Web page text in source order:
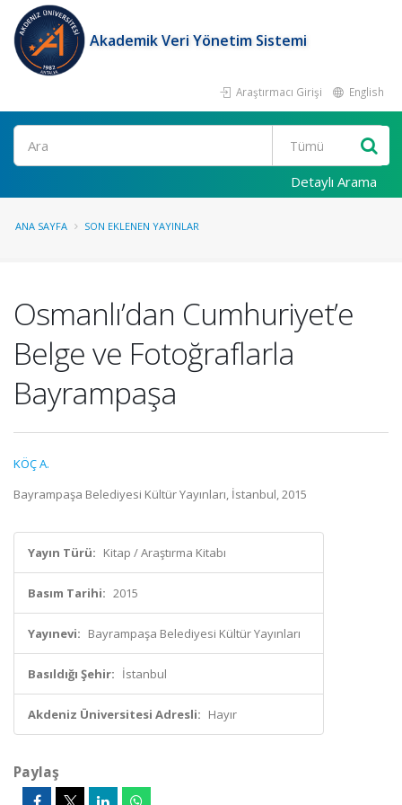
Akademik Veri Yönetim Sistemi
Araştırmacı Girişi English
Ara
Detaylı Arama
ANA SAYFA SON EKLENEN YAYINLAR
Osmanlı’dan Cumhuriyet’e
Belge ve Fotoğraflarla
Bayrampaşa
KÖÇ A.
Bayrampaşa Belediyesi Kültür Yayınları, İstanbul, 2015
Yayın Türü: Kitap / Araştırma Kitabı
Basım Tarihi: 2015
Yayınevi: Bayrampaşa Belediyesi Kültür Yayınları
Basıldığı Şehir: İstanbul
Akdeniz Üniversitesi Adresli: Hayır
Paylaş